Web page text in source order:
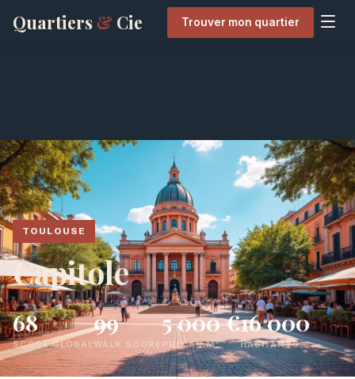
Quartiers & Cie Trouver mon quartier
TOULOUSE
Capitole
68
SCORE GLOBAL
99
WALK SCORE
5 000 €
PRIX AU M²
16 000
HABITANTS